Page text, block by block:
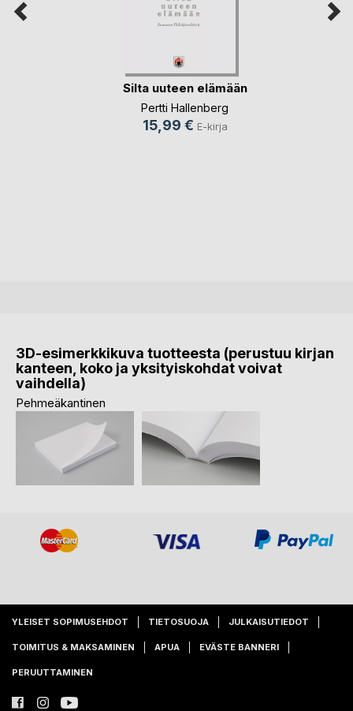
Silta uuteen elämään
Pertti Hallenberg
15,99 € E-kirja
3D-esimerkkikuva tuotteesta (perustuu kirjan
kanteen, koko ja yksityiskohdat voivat
vaihdella)
Pehmeäkantinen
YLEISET SOPIMUSEHDOT TIETOSUOJA JULKAISUTIEDOT
TOIMITUS & MAKSAMINEN APUA EVÄSTE BANNERI
PERUUTTAMINEN